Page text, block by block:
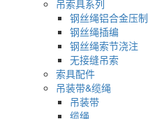
吊索具系列
钢丝绳铝合金压制
钢丝绳插编
钢丝绳索节浇注
无接缝吊索
索具配件
吊装带&缆绳
吊装带
缆绳